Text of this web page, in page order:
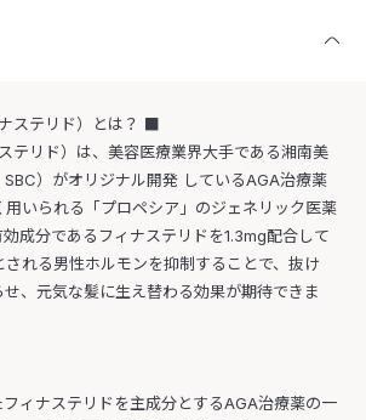
ステリド）とは？ ■
テリド）は、美容医療業界大手である湘南美
）がオリジナル開発 しているAGA治療薬
用いられる「プロペシア」のジェネリック医薬
成分であるフィナステリドを1.3mg配合して
される男性ホルモンを抑制することで、抜け
、元気な髪に生え替わる効果が期待できま
ィナステリドを主成分とするAGA治療薬の一